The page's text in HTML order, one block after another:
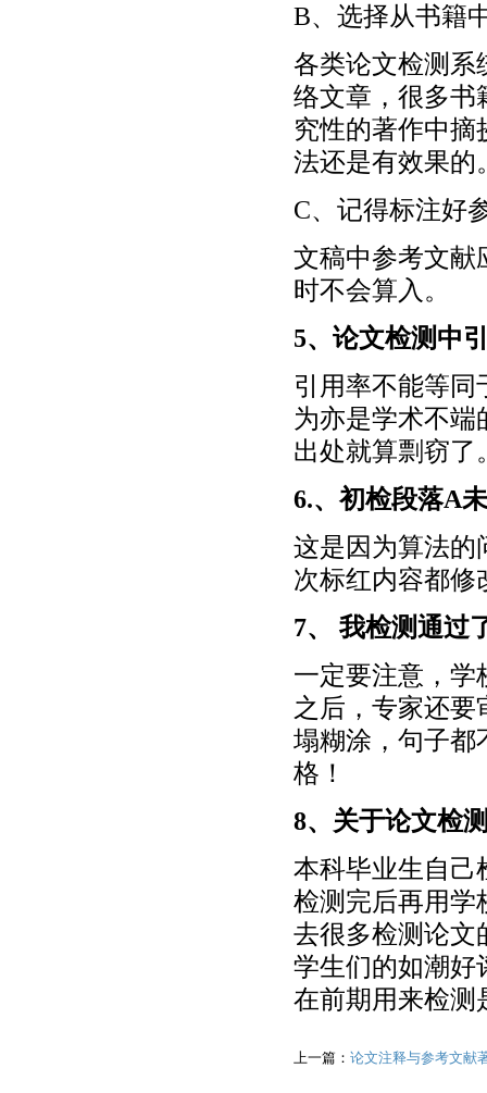
B、选择从书籍
各类论文检测系
络文章，很多书
究性的著作中
法还是有效果的
C、记得标注好
文稿中参考文献
时不会算入。
5、论文检测中
引用率不能等
为亦是学术不
出处就算剽窃了
6.、初检段落A
这是因为算法的
次标红内容都修
7、 我检测通过
一定要注意，学
之后，专家还
塌糊涂，句子都
格！
8、关于论文检
本科毕业生自己
检测完后再用学
去很多检测论文
学生们的如潮好
在前期用来检测
上一篇： 论文注释与参考文献